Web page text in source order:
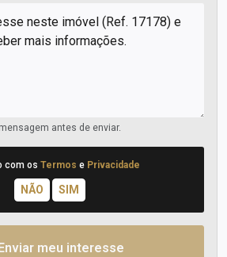
antes de enviar.
com os Termos e Privacidade
meu interesse